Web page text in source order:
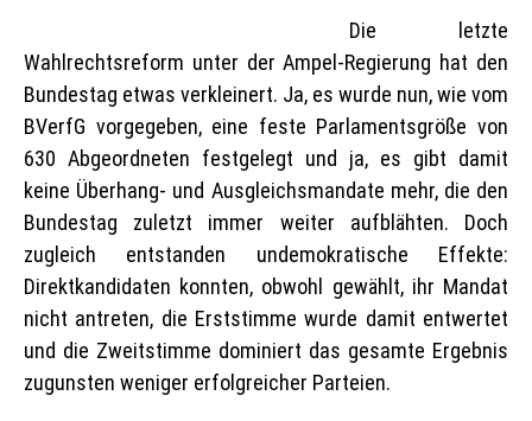
Die letzte
Wahlrechtsreform unter der Ampel-Regierung hat den
Bundestag etwas verkleinert. Ja, es wurde nun, wie vom
BVerfG vorgegeben, eine feste Parlamentsgröße von
630 Abgeordneten festgelegt und ja, es gibt damit
keine Überhang- und Ausgleichsmandate mehr, die den
Bundestag zuletzt immer weiter aufblähten. Doch
zugleich entstanden undemokratische Effekte:
Direktkandidaten konnten, obwohl gewählt, ihr Mandat
nicht antreten, die Erststimme wurde damit entwertet
und die Zweitstimme dominiert das gesamte Ergebnis
zugunsten weniger erfolgreicher Parteien.